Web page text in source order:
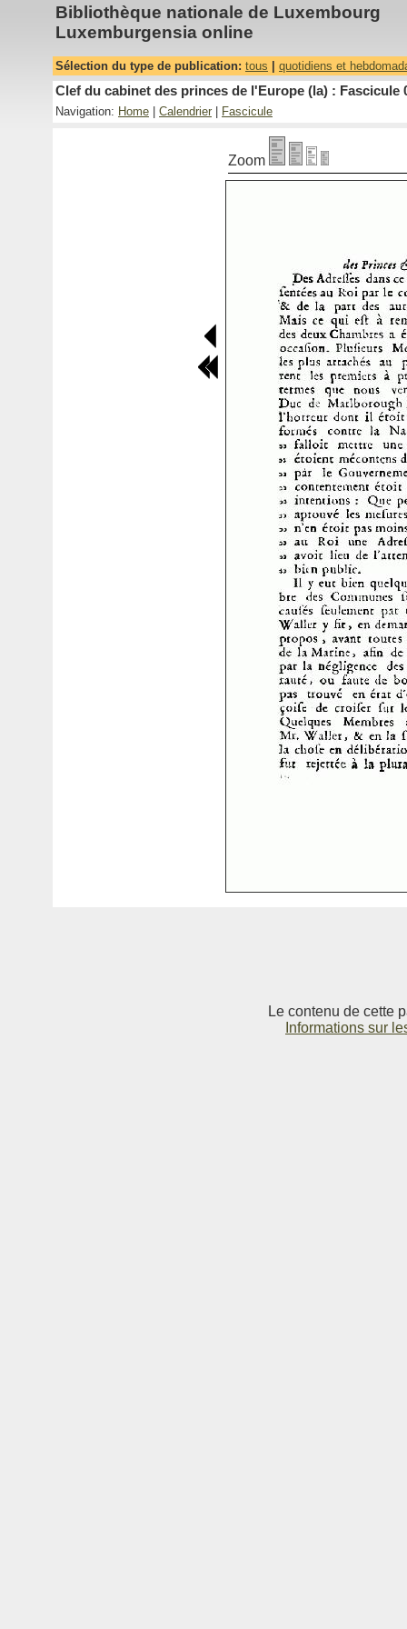
Bibliothèque nationale de Luxembourg
Luxemburgensia online
Sélection du type de publication: tous quotidiens et
Clef du cabinet des princes de l'Europe (la) : Fascicule
Navigation: Home Calendrier Fascicule
Zoom
Le contenu de cette
Informations sur